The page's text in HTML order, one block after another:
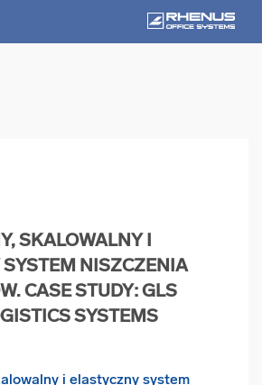
PL
informacji
SKALOWALNY I
SYSTEM NISZCZENIA
CASE STUDY: GLS
SYSTEMS